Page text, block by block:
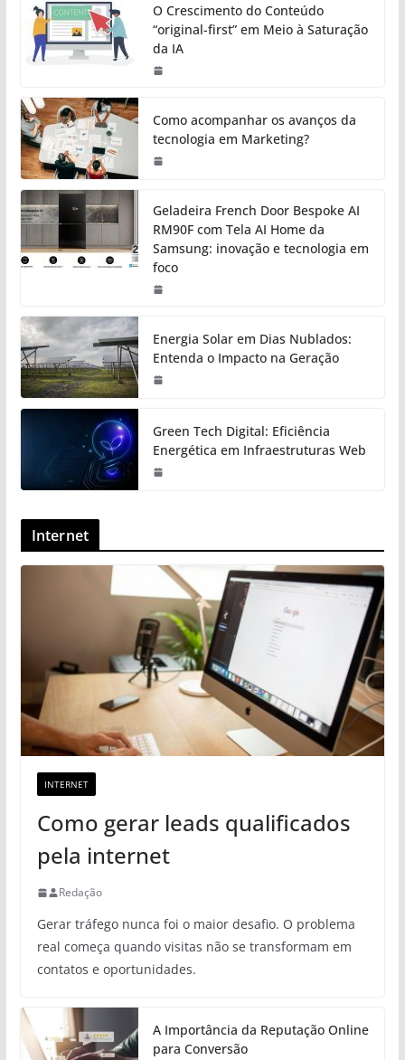
O Crescimento do Conteúdo
“original-first” em Meio à Saturação
da IA
Como acompanhar os avanços da
tecnologia em Marketing?
Geladeira French Door Bespoke AI
RM90F com Tela AI Home da
Samsung: inovação e tecnologia em
foco
Energia Solar em Dias Nublados:
Entenda o Impacto na Geração
Green Tech Digital: Eficiência
Energética em Infraestruturas Web
Internet
INTERNET
Como gerar leads qualificados
pela internet
Redação
Gerar tráfego nunca foi o maior desafio. O problema
real começa quando visitas não se transformam em
contatos e oportunidades.
A Importância da Reputação Online
para Conversão